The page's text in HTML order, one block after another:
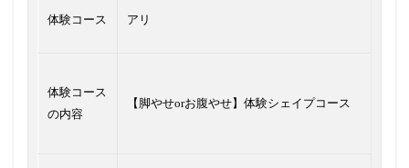
体験コース アリ
体験コース
の内容
【脚やせorお腹やせ】体験シェイプコース